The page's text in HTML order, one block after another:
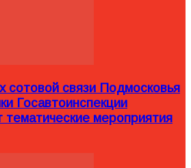
сотовой связи Подмосковья
Госавтоинспекции
тематические мероприятия